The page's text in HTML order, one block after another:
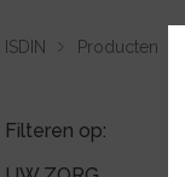
ISDIN Producten
Filteren op: